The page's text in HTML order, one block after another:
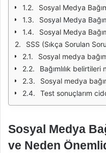
Sosyal Medya
Sosyal Medya
Sosyal Medya
SSS (Sıkça Sorulan
Sosyal medya
Bağımlılık belirtileri
Sosyal medya
Test sonuçlarım ciddi bir
Sosyal Medya
ve Neden